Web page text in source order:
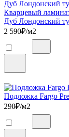
Кварцевый
Дуб Лондонский
2 590₽/м2
Подложка Fargo
290₽/м2